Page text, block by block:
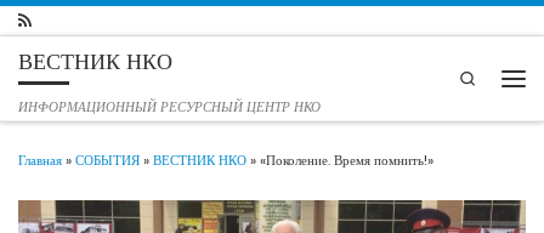
Перейти к содержимому
ВЕСТНИК НКО
ИНФОРМАЦИОННЫЙ РЕСУРСНЫЙ ЦЕНТР НКО
Search
Главная»СОБЫТИЯ»ВЕСТНИК НКО»«Поколение. Время помнить!»